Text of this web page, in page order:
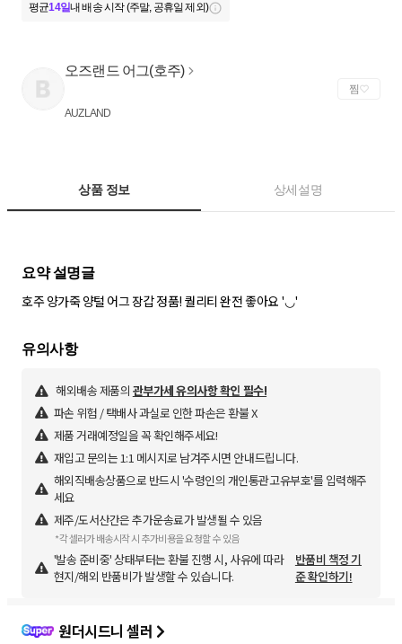
평균14일내 배송 시작 (주말, 공휴일 제외)
오즈랜드 어그(호주)
AUZLAND
찜
상품 정보 상세설명
요약 설명글
호주 양가죽 양털 어그 장갑 정품! 퀄리티 완전 좋아요 '◡'
유의사항
해외배송 제품의 관부가세 유의사항 확인 필수!
파손 위험 / 택배사 과실로 인한 파손은 환불 X
제품 거래예정일을 꼭 확인해주세요!
재입고 문의는 1:1 메시지로 남겨주시면 안내드립니다.
해외직배송상품으로 반드시 '수령인의 개인통관고유부호'를 입력해주
세요
제주/도서산간은 추가운송료가 발생될 수 있음
*각 셀러가 배송시작 시 추가비용을 요청할 수 있음
'발송 준비중' 상태부터는 환불 진행 시, 사유에 따라
현지/해외 반품비가 발생할 수 있습니다.
반품비 책정 기
준 확인하기!
원더시드니 셀러